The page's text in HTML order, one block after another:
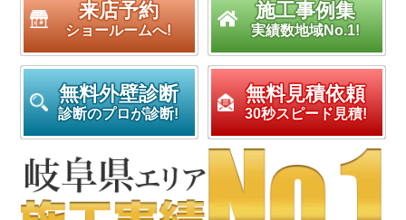
来店予約
ショールームへ!
施工事例集
実績数地域No.1!
無料外壁診断
診断のプロが診断!
無料見積依頼
30秒スピード見積!